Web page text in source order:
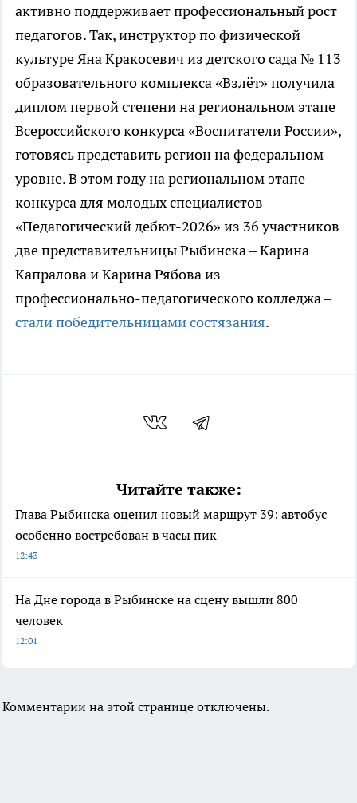
активно поддерживает профессиональный рост
педагогов. Так, инструктор по физической
культуре Яна Кракосевич из детского сада № 113
образовательного комплекса «Взлёт» получила
диплом первой степени на региональном этапе
Всероссийского конкурса «Воспитатели России»,
готовясь представить регион на федеральном
уровне. В этом году на региональном этапе
конкурса для молодых специалистов
«Педагогический дебют-2026» из 36 участников
две представительницы Рыбинска – Карина
Капралова и Карина Рябова из
профессионально-педагогического колледжа –
стали победительницами состязания.
Читайте также:
Глава Рыбинска оценил новый маршрут 39: автобус
особенно востребован в часы пик
12:43
На Дне города в Рыбинске на сцену вышли 800
человек
12:01
Комментарии на этой странице отключены.